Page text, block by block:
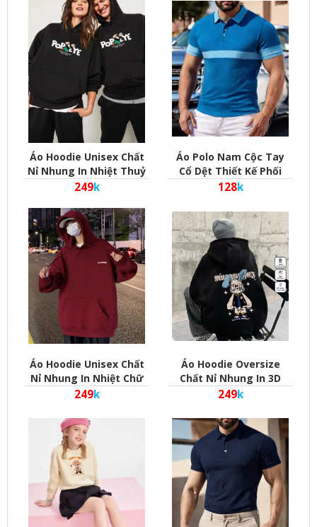
Áo Hoodie Unisex Chất
Nỉ Nhung In Nhiệt Thuỷ
Thủ Popeye Phom Rộng
249k
Áo Polo Nam Cộc Tay
Cổ Dệt Thiết Kế Phối
Tay Phối Ngực Phong
Tính Lịch Lãm
128k
Áo Hoodie Unisex Chất
Nỉ Nhung In Nhiệt Chữ
Mature Phom Rộng Cho
249k
Áo Hoodie Oversize
Chất Nỉ Nhung In 3D
Hình Thỏ Bunny Phom
249k